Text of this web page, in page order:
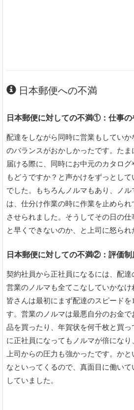
日本郵便への不満
日本郵便に対しての不満①：仕事
配達をしながら同時に営業もしてい
のバランスがおかしかったです。た
届ける際に、同時にお中元のカタロ
もどうですか？と声かけをずっとし
でした。もちろんノルマもあり、ノル
は、仕分け作業の時に作業を止めら
させられました。そうしてその日の
と早くできないのか、と上司に怒られ
日本郵便に対しての不満②：評価制
契約社員から正社員になるには、配
営業のノルマも全てこなしていかな
皆さんは最初にまず配達のスピードを
す。営業のノルマは最悪自分のお金
品を買ったり、年賀状を何千枚と買
に正社員になってもノルマが倍になり
上司からの圧力も強かったです。か
なといってくるので、真面目に働い
していました。